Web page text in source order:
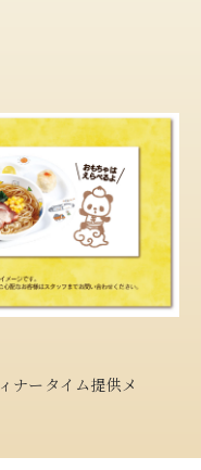
ナータイム提供メ